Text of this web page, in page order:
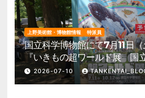
上野美術館・博物館情報 特派員
国立科学博物館にて7月11日
『いきもの超ワールド展 国
×ダーウィンが来た！』を開
園 美術館・博物館 混雑情報
2026-07-10